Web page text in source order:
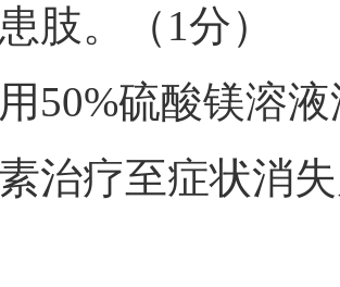
肢。（1分）
50%硫酸镁溶
治疗至症状消